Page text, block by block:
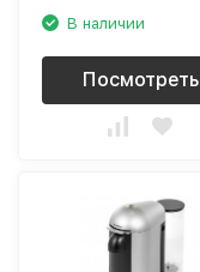
В наличии
Посмотреть